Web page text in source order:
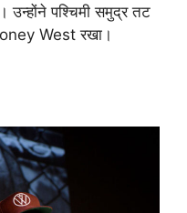
उन्होंने पश्चिमी समुद्र तट
West रखा।